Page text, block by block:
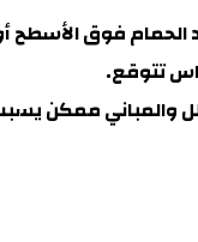
الحمام فوق الأسطح
تتوقع.
والمباني ممكن